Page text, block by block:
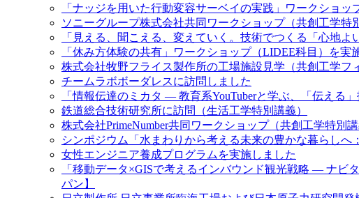
「ナッジを用いた行動変容サーベイの実践」ワークショ
ソニーグループ株式会社共同ワークショップ（共創工学特
「見える、聞こえる、変えていく。技術でつくる「心地
「休み方体験の共有」ワークショップ（LIDEE科目）を実
株式会社牧野フライス製作所の工場施設見学（共創工学フ
チームラボボーダレスに訪問しました
「情報伝達のミカタ ― 教育系YouTuberと学ぶ、「伝える
鉄道総合技術研究所に訪問（生活工学特別講義）
株式会社PrimeNumber共同ワークショップ（共創工学特別
シンポジウム「水まわりから考える未来の豊かな暮らし
女性エンジニア養成プログラムを実施しました
「移動データ×GISで考えるインバウンド観光戦略 ― ナ
パン】